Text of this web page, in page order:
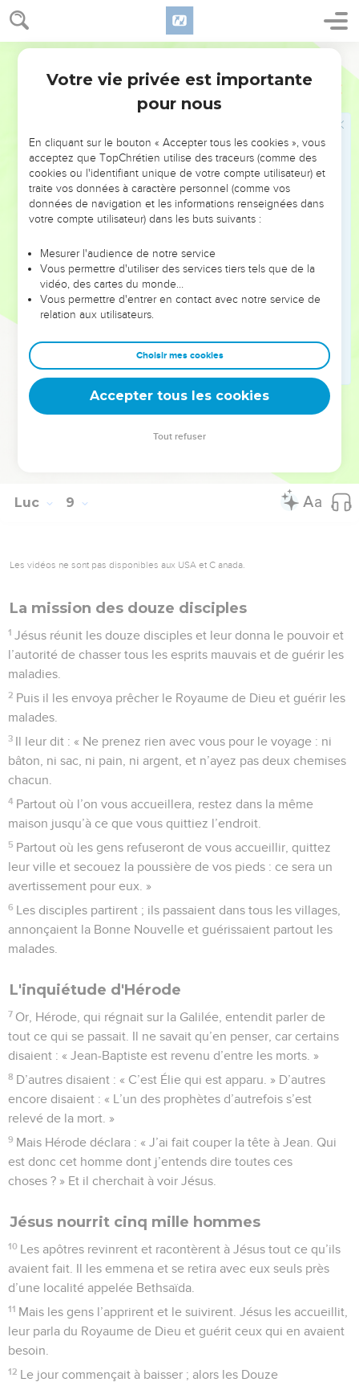
8
49 Tandis que Jésus parlait ainsi, un messager vint de la
maison du chef de la synagogue et dit à celui-ci : « Ta fille
est morte. Ne dérange plus le maître. »
Mais Jésus l’entendit et dit à Jaïrus : « N’aie pas peur, crois
seulement, et elle guérira. »
d’entrer avec lui, si ce n’est à Pierre, à Jean, à Jacques, et au
père et à la mère de l’enfant.
Tous pleuraient et se lamentaient à cause de l’enfant.
Alors Jésus dit : « Ne pleurez pas. Elle n’est pas morte, elle
dort. »
Mais ils se moquèrent de lui, car ils savaient qu’elle était
morte.
Cependant, Jésus la prit par la main et dit d’une voix
forte : « Enfant, debout ! »
de lui donner à manger.
Ses parents furent remplis d’étonnement, mais Jésus leur
recommanda de ne dire à personne ce qui s’était passé.
© Société biblique française – Bibli’O, 1997, avec autorisation. Pour vous procurer
Luc 9
Les vidéos ne sont pas disponibles aux USA et C anada.
La mission des douze disciples
1 Jésus réunit les douze disciples et leur donna le pouvoir et
l’autorité de chasser tous les esprits mauvais et de guérir les
maladies.
2 Puis il les envoya prêcher le Royaume de Dieu et guérir les
malades.
3 Il leur dit : « Ne prenez rien avec vous pour le voyage : ni
bâton, ni sac, ni pain, ni argent, et n’ayez pas deux chemises
chacun.
4 Partout où l’on vous accueillera, restez dans la même
maison jusqu’à ce que vous quittiez l’endroit.
5 Partout où les gens refuseront de vous accueillir, quittez
leur ville et secouez la poussière de vos pieds : ce sera un
avertissement pour eux. »
6 Les disciples partirent ; ils passaient dans tous les villages,
annonçaient la Bonne Nouvelle et guérissaient partout les
malades.
L'inquiétude d'Hérode
7 Or, Hérode, qui régnait sur la Galilée, entendit parler de
tout ce qui se passait. Il ne savait qu’en penser, car certains
disaient : « Jean-Baptiste est revenu d’entre les morts. »
8 D’autres disaient : « C’est Élie qui est apparu. » D’autres
encore disaient : « L’un des prophètes d’autrefois s’est
relevé de la mort. »
9 Mais Hérode déclara : « J’ai fait couper la tête à Jean. Qui
est donc cet homme dont j’entends dire toutes ces
choses ? » Et il cherchait à voir Jésus.
Jésus nourrit cinq mille hommes
10 Les apôtres revinrent et racontèrent à Jésus tout ce qu’ils
avaient fait. Il les emmena et se retira avec eux seuls près
d’une localité appelée Bethsaïda.
11 Mais les gens l’apprirent et le suivirent. Jésus les accueillit,
leur parla du Royaume de Dieu et guérit ceux qui en avaient
besoin.
12 Le jour commençait à baisser ; alors les Douze
Votre vie privée est importante
pour nous
En cliquant sur le bouton « Accepter tous les cookies », vous
acceptez que TopChrétien utilise des traceurs (comme des
cookies ou l'identifiant unique de votre compte utilisateur) et
traite vos données à caractère personnel (comme vos
données de navigation et les informations renseignées dans
votre compte utilisateur) dans les buts suivants :
Mesurer l'audience de notre service
Vous permettre d'utiliser des services tiers tels que de la
vidéo, des cartes du monde…
Vous permettre d'entrer en contact avec notre service de
relation aux utilisateurs.
Choisir mes cookies
Accepter tous les cookies
Tout refuser